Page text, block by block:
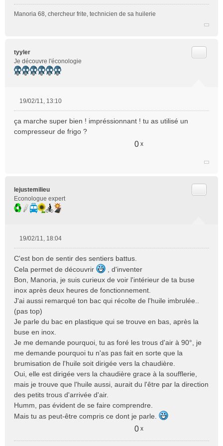
Manoria 68, chercheur frite, technicien de sa huilerie
tyyler
Je découvre l'éconologie
s
s
n
l
u
19/02/11, 13:10
ça marche super bien ! impréssionnant ! tu as utilisé un
compresseur de frigo ?
0 x
lejustemilieu
Econologue expert
s
s
a
g
e
n
l
u
19/02/11, 18:04
C'est bon de sentir des sentiers battus.
Cela permet de découvrir
, d'inventer
Bon, Manoria, je suis curieux de voir l'intérieur de ta buse
inox après deux heures de fonctionnement.
J'ai aussi remarqué ton bac qui récolte de l'huile imbrulée..
(pas top)
Je parle du bac en plastique qui se trouve en bas, après la
buse en inox.
Je me demande pourquoi, tu as foré les trous d'air à 90°, je
me demande pourquoi tu n'as pas fait en sorte que la
brumisation de l'huile soit dirigée vers la chaudière.
Oui, elle est dirigée vers la chaudière grace à la soufflerie,
mais je trouve que l'huile aussi, aurait du l'être par la direction
des petits trous d'arrivée d'air.
Humm, pas évident de se faire comprendre.
Mais tu as peut-être compris ce dont je parle.
0 x